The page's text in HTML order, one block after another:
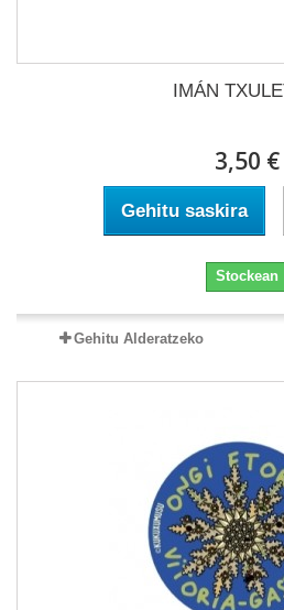
IMÁN
3,50 €
Gehitu saskira
Stockean
Gehitu Alderatzeko